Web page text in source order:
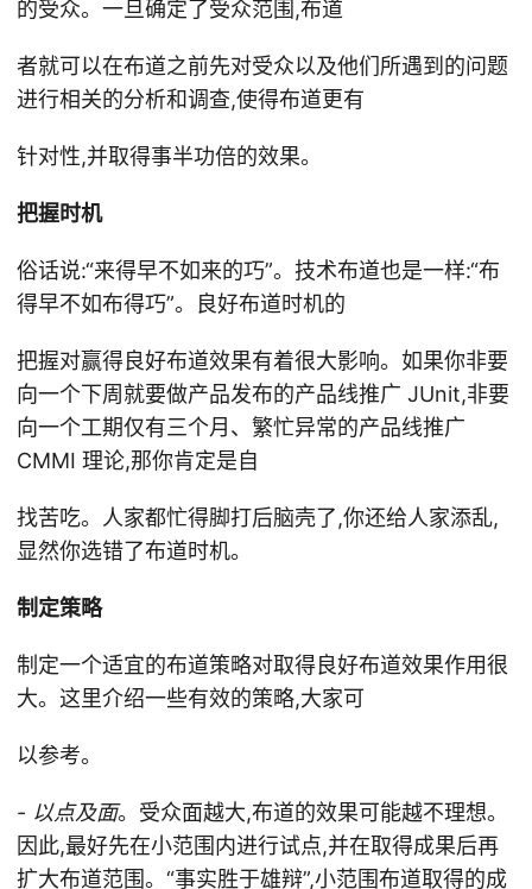
的受众。一旦确定了受众范围,布道
者就可以在布道之前先对受众以及他们所遇到的问题
进行相关的分析和调查,使得布道更有
针对性,并取得事半功倍的效果。
把握时机
俗话说:“来得早不如来的巧”。技术布道也是一样:“布
得早不如布得巧”。良好布道时机的
把握对赢得良好布道效果有着很大影响。如果你非要
向一个下周就要做产品发布的产品线推广 JUnit,非要
向一个工期仅有三个月、繁忙异常的产品线推广
CMMI 理论,那你肯定是自
找苦吃。人家都忙得脚打后脑壳了,你还给人家添乱,
显然你选错了布道时机。
制定策略
制定一个适宜的布道策略对取得良好布道效果作用很
大。这里介绍一些有效的策略,大家可
以参考。
- 以点及面。受众面越大,布道的效果可能越不理想。
因此,最好先在小范围内进行试点,并在取得成果后再
扩大布道范围。“事实胜于雄辩”,小范围布道取得的成